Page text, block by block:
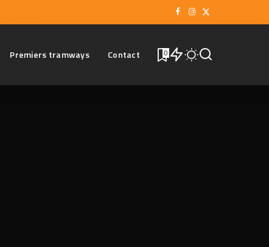
Premiers tramways Contact 0